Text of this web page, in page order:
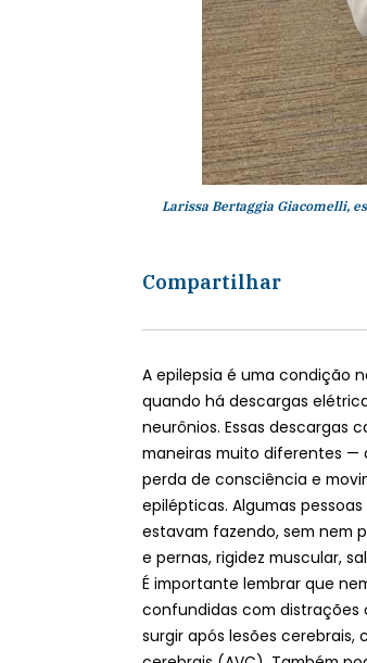
Larissa Bertaggia Giacomelli,
Compartilhar
A epilepsia é uma condição
quando há descargas
neurônios. Essas descargas
maneiras muito diferentes —
perda de consciência e
epilépticas. Algumas
estavam fazendo, sem nem
e pernas, rigidez muscular,
É importante lembrar que
confundidas com distrações
surgir após lesões